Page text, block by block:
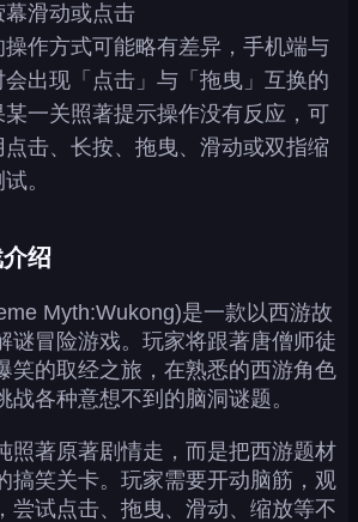
滑动或点击
作方式可能略有差异，手机端与
会出现「点击」与「拖曳」互换的
一关照著提示操作没有反应，可
点击、长按、拖曳、滑动或双指缩
。
绍
Myth:Wukong)是一款以西游故
谜冒险游戏。玩家将跟著唐僧师徒
笑的取经之旅，在熟悉的西游角色
战各种意想不到的脑洞谜题。
照著原著剧情走，而是把西游题材
搞笑关卡。玩家需要开动脑筋，观
尝试点击、拖曳、滑动、缩放等不